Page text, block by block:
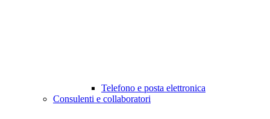
Telefono e posta elettronica
Consulenti e collaboratori